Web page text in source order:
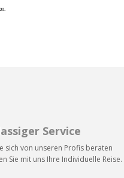
Service
sich von unseren Profis beraten
Sie mit uns Ihre Individuelle Reise.